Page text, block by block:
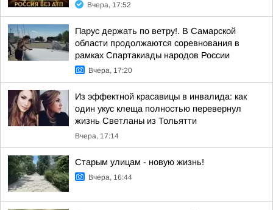
Вчера, 17:52
Парус держать по ветру!. В Самарской
области продолжаются соревнования в
рамках Спартакиады народов России
Вчера, 17:20
Из эффектной красавицы в инвалида: как
один укус клеща полностью перевернул
жизнь Светланы из Тольятти
Вчера, 17:14
Старым улицам - новую жизнь!
Вчера, 16:44